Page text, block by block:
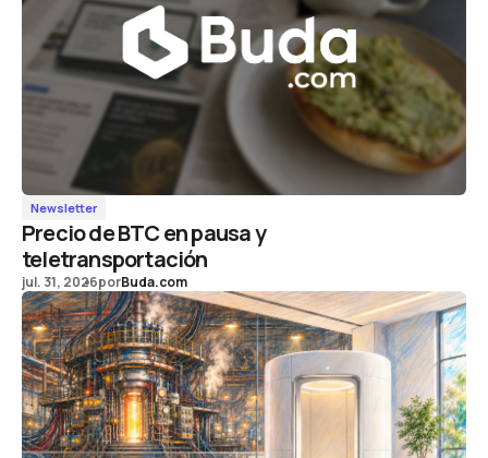
Newsletter
Precio de BTC en pausa y
teletransportación
jul. 31, 2026porBuda.com